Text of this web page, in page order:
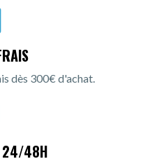
dès 300€ d'achat.
24/48H